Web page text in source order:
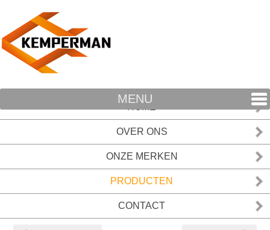
MENU
OVER ONS
ONZE MERKEN
PRODUCTEN
CONTACT